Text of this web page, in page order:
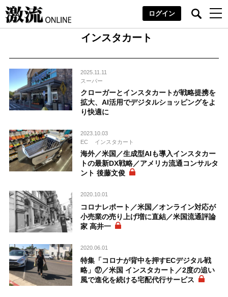
ログイン
インスタカート
2025.11.11
スーパー
クローガーとインスタカートが戦略提携を
拡大、AI活用でデジタルショッピングをよ
り快適に
2023.10.03
EC
インスタカート
海外／米国／生成型AIも導入インスタカー
トの最新DX戦略／アメリカ流通コンサルタ
ント 後藤文俊
2020.10.01
コロナレポート／米国／オンライン対応が
小売業の売り上げ増に直結／米国流通評論
家 高井一
2020.06.01
特集「コロナが背中を押すECデジタル戦
略」⑰／米国 インスタカート／2度の追い
風で進化を続ける宅配代行サービス